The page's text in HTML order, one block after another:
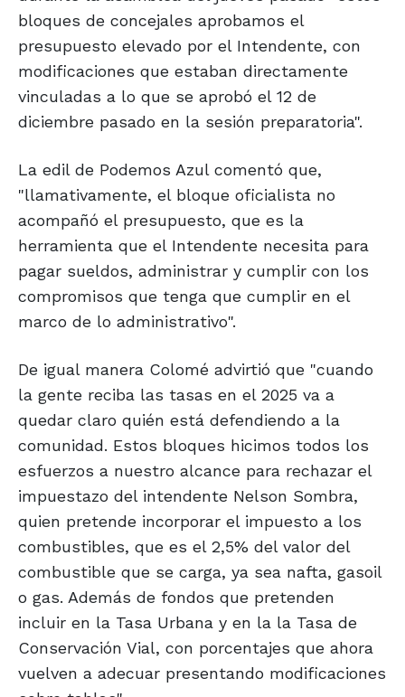
bloques de concejales aprobamos el
presupuesto elevado por el Intendente, con
modificaciones que estaban directamente
vinculadas a lo que se aprobó el 12 de
diciembre pasado en la sesión preparatoria".
La edil de Podemos Azul comentó que,
"llamativamente, el bloque oficialista no
acompañó el presupuesto, que es la
herramienta que el Intendente necesita para
pagar sueldos, administrar y cumplir con los
compromisos que tenga que cumplir en el
marco de lo administrativo".
De igual manera Colomé advirtió que "cuando
la gente reciba las tasas en el 2025 va a
quedar claro quién está defendiendo a la
comunidad. Estos bloques hicimos todos los
esfuerzos a nuestro alcance para rechazar el
impuestazo del intendente Nelson Sombra,
quien pretende incorporar el impuesto a los
combustibles, que es el 2,5% del valor del
combustible que se carga, ya sea nafta, gasoil
o gas. Además de fondos que pretenden
incluir en la Tasa Urbana y en la la Tasa de
Conservación Vial, con porcentajes que ahora
vuelven a adecuar presentando modificaciones